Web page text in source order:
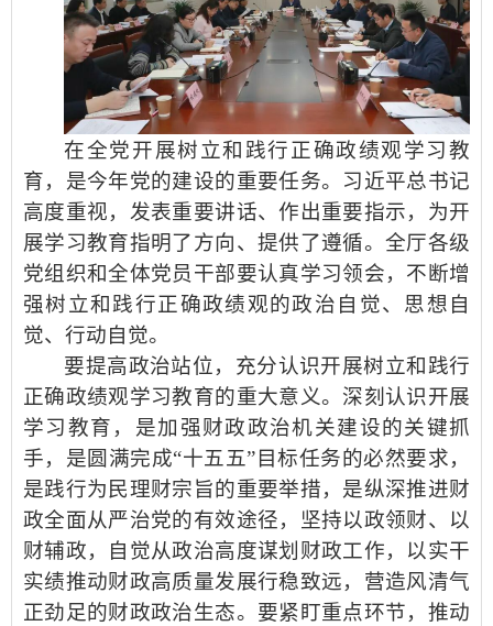
在全党开展树立和践行正确政绩观学习教
育，是今年党的建设的重要任务。习近平总书记
高度重视，发表重要讲话、作出重要指示，为开
展学习教育指明了方向、提供了遵循。全厅各级
党组织和全体党员干部要认真学习领会，不断增
强树立和践行正确政绩观的政治自觉、思想自
觉、行动自觉。
要提高政治站位，充分认识开展树立和践行
正确政绩观学习教育的重大意义。深刻认识开展
学习教育，是加强财政政治机关建设的关键抓
手，是圆满完成“十五五”目标任务的必然要求，
是践行为民理财宗旨的重要举措，是纵深推进财
政全面从严治党的有效途径，坚持以政领财、以
财辅政，自觉从政治高度谋划财政工作，以实干
实绩推动财政高质量发展行稳致远，营造风清气
正劲足的财政政治生态。要紧盯重点环节，推动